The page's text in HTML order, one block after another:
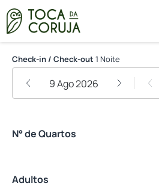
Toca da Coruja -
Check-in / Check-out 1 Noite
9 Ago 2026
N° de Quartos
Adultos